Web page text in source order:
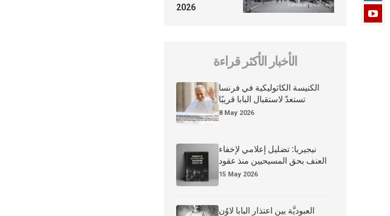
2026
الأخبار الأكثر قراءة
الكنيسة الكاثوليكية في فرنسا
تستعدّ لاستقبال البابا قريبًا
8 May 2026
نيجيريا: تضليل إعلامي لإخفاء
العنف بحق المسيحيين منذ عقود
15 May 2026
العبوديَّة بين اعتذار البابا لاوُن